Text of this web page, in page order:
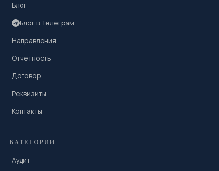
Блог
Блог в Телеграм
Направления
Отчетность
Договор
Реквизиты
Контакты
КАТЕГОРИИ
Аудит